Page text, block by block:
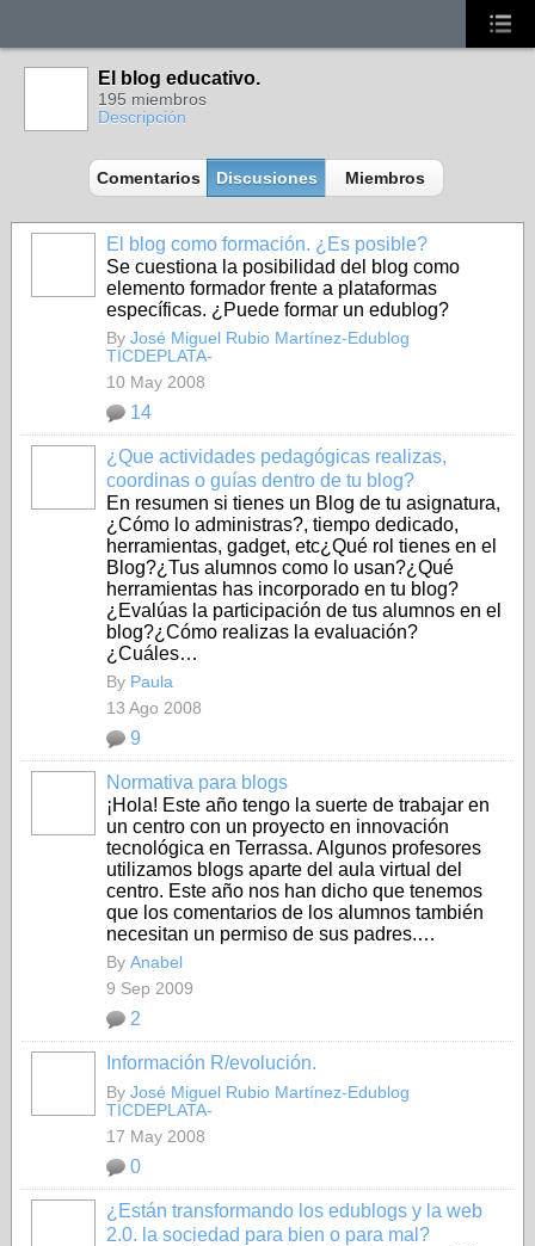
El blog educativo.
195 miembros
Descripción
Comentarios Discusiones Miembros
El blog como formación. ¿Es posible?
Se cuestiona la posibilidad del blog como
elemento formador frente a plataformas
específicas. ¿Puede formar un edublog?
By José Miguel Rubio Martínez-Edublog
TICDEPLATA-
10 May 2008
14
¿Que actividades pedagógicas realizas,
coordinas o guías dentro de tu blog?
En resumen si tienes un Blog de tu asignatura,
¿Cómo lo administras?, tiempo dedicado,
herramientas, gadget, etc¿Qué rol tienes en el
Blog?¿Tus alumnos como lo usan?¿Qué
herramientas has incorporado en tu blog?
¿Evalúas la participación de tus alumnos en el
blog?¿Cómo realizas la evaluación?
¿Cuáles…
By Paula
13 Ago 2008
9
Normativa para blogs
¡Hola! Este año tengo la suerte de trabajar en
un centro con un proyecto en innovación
tecnológica en Terrassa. Algunos profesores
utilizamos blogs aparte del aula virtual del
centro. Este año nos han dicho que tenemos
que los comentarios de los alumnos también
necesitan un permiso de sus padres.…
By Anabel
9 Sep 2009
2
Información R/evolución.
By José Miguel Rubio Martínez-Edublog
TICDEPLATA-
17 May 2008
0
¿Están transformando los edublogs y la web
2.0. la sociedad para bien o para mal?